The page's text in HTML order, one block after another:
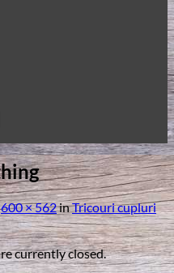
600 × 562inTricouri cupluri
currently closed.